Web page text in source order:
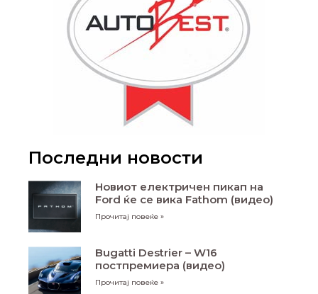
Последни новости
Новиот електричен пикап на
Ford ќе се вика Fathom (видео)
Прочитај повеќе »
Bugatti Destrier – W16
постпремиера (видео)
Прочитај повеќе »